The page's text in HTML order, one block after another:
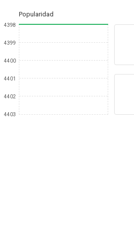
Popularidad
4398
4399
4400
4401
4402
4403